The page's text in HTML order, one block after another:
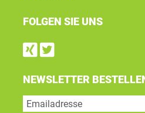
FOLGEN SIE UNS
Find us on Xing
Follow us on
NEWSLETTER